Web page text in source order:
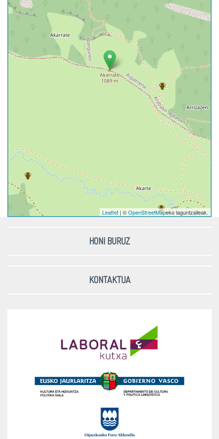
Leaflet | ©OpenStreetMapeko laguntzaileak.
HONI BURUZ
KONTAKTUA